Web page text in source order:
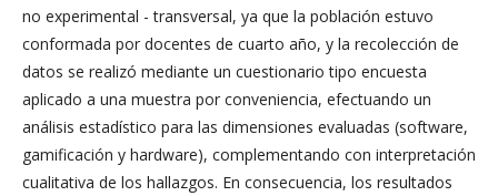
no experimental - transversal, ya que la población estuvo
conformada por docentes de cuarto año, y la recolección de
datos se realizó mediante un cuestionario tipo encuesta
aplicado a una muestra por conveniencia, efectuando un
análisis estadístico para las dimensiones evaluadas (software,
gamificación y hardware), complementando con interpretación
cualitativa de los hallazgos. En consecuencia, los resultados